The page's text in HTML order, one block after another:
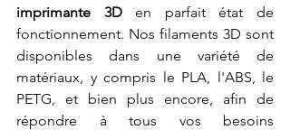
imprimante 3D en parfait état de
fonctionnement. Nos filaments 3D sont
disponibles dans une variété de
matériaux, y compris le PLA, l'ABS, le
PETG, et bien plus encore, afin de
répondre à tous vos besoins